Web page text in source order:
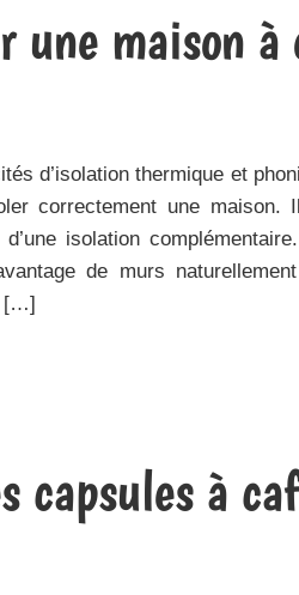
une maison à
d’isolation thermique et
correctement une maison.
isolation
de murs
[…]
capsules à